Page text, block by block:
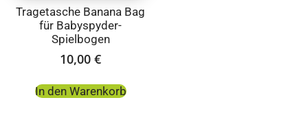
Tragetasche Banana Bag
für Babyspyder-
Spielbogen
10,00 €
In den Warenkorb